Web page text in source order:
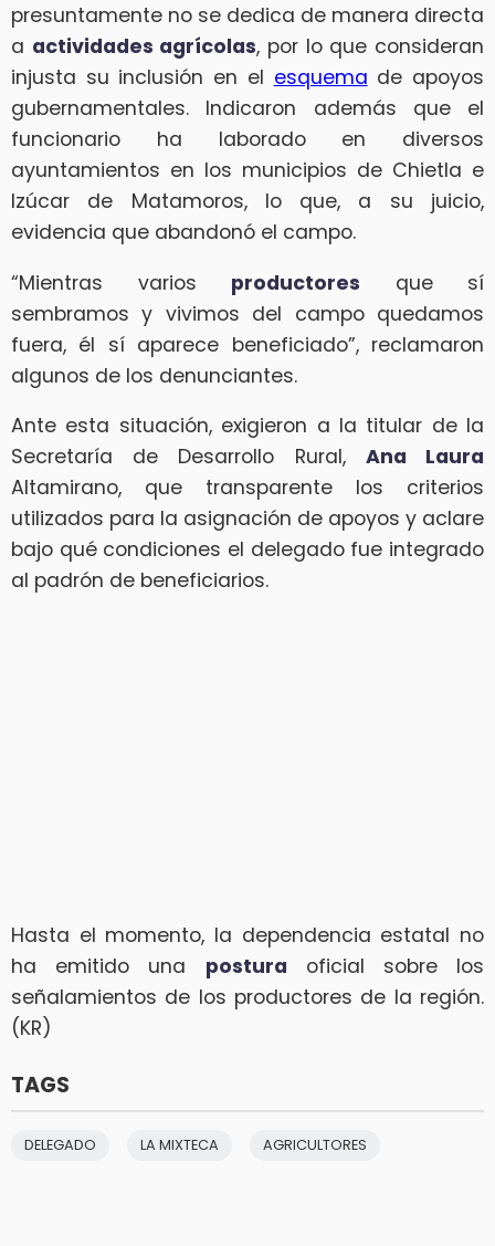
presuntamente no se dedica de manera directa
a actividades agrícolas, por lo que consideran
injusta su inclusión en el esquema de apoyos
gubernamentales. Indicaron además que el
funcionario ha laborado en diversos
ayuntamientos en los municipios de Chietla e
Izúcar de Matamoros, lo que, a su juicio,
evidencia que abandonó el campo.
“Mientras varios productores que sí
sembramos y vivimos del campo quedamos
fuera, él sí aparece beneficiado”, reclamaron
algunos de los denunciantes.
Ante esta situación, exigieron a la titular de la
Secretaría de Desarrollo Rural, Ana Laura
Altamirano, que transparente los criterios
utilizados para la asignación de apoyos y aclare
bajo qué condiciones el delegado fue integrado
al padrón de beneficiarios.
Hasta el momento, la dependencia estatal no
ha emitido una postura oficial sobre los
señalamientos de los productores de la región.
(KR)
TAGS
DELEGADO LA MIXTECA AGRICULTORES